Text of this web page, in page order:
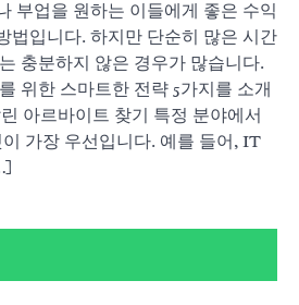
부업을 원하는 이들에게 좋은 수익
법입니다. 하지만 단순히 많은 시간
충분하지 않은 경우가 많습니다.
위한 스마트한 전략 5가지를 소개
아르바이트 찾기 특정 분야에서
가장 우선입니다. 예를 들어, IT